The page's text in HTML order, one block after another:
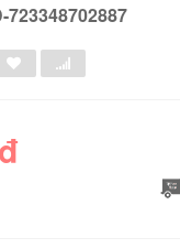
723348702887